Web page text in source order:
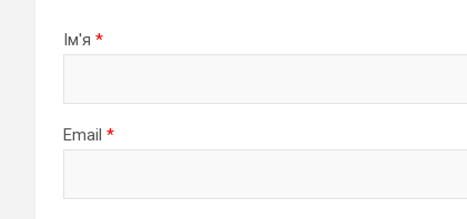
Ім'я *
Email *